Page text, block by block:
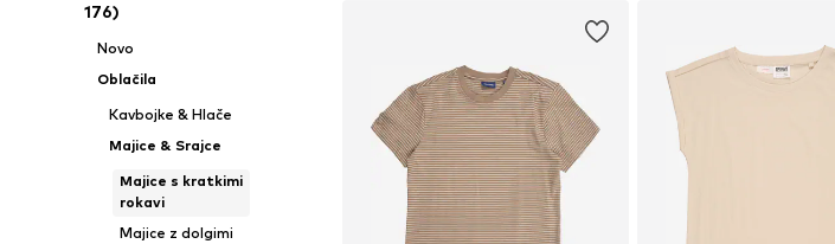
176)
Novo
Oblačila
Kavbojke & Hlače
Majice & Srajce
Majice s kratkimi
rokavi
Majice z dolgimi